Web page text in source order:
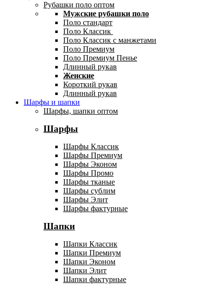
Рубашки поло оптом
Мужские рубашки поло
Поло стандарт
Поло Классик
Поло Классик с манжетами
Поло Премиум
Поло Премиум Пенье
Длинный рукав
Женские
Короткий рукав
Длинный рукав
Шарфы и шапки
Шарфы, шапки оптом
Шарфы
Шарфы Классик
Шарфы Премиум
Шарфы Эконом
Шарфы Промо
Шарфы тканые
Шарфы сублим
Шарфы Элит
Шарфы фактурные
Шапки
Шапки Классик
Шапки Премиум
Шапки Эконом
Шапки Элит
Шапки фактурные